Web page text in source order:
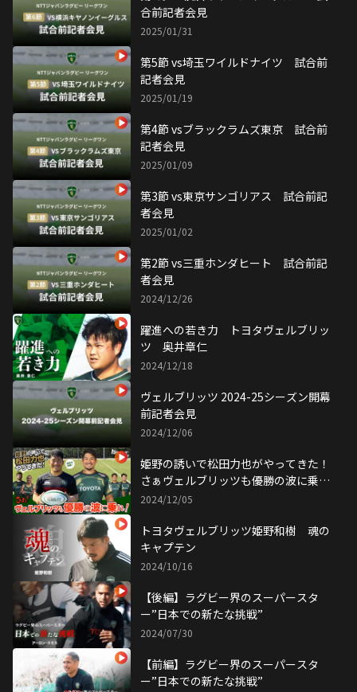
合前記者会見
2025/01/31
第5節 vs埼玉ワイルドナイツ 試合前
記者会見
2025/01/19
第4節 vsブラックラムズ東京 試合前
記者会見
2025/01/09
第3節 vs東京サンゴリアス 試合前記
者会見
2025/01/02
第2節 vs三重ホンダヒート 試合前記
者会見
2024/12/26
躍進への若き力 トヨタヴェルブリッ
ツ 奥井章仁
2024/12/18
ヴェルブリッツ 2024-25シーズン開幕
前記者会見
2024/12/06
姫野の誘いで松田力也がやってきた！
さぁヴェルブリッツも優勝の波に乗
れ！！
2024/12/05
トヨタヴェルブリッツ姫野和樹 魂の
キャプテン
2024/10/16
【後編】ラグビー界のスーパースタ
ー”日本での新たな挑戦”
2024/07/30
【前編】ラグビー界のスーパースタ
ー”日本での新たな挑戦”